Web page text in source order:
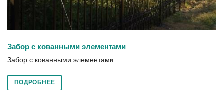
Забор с кованными элементами
Забор с кованными элементами
ПОДРОБНЕЕ